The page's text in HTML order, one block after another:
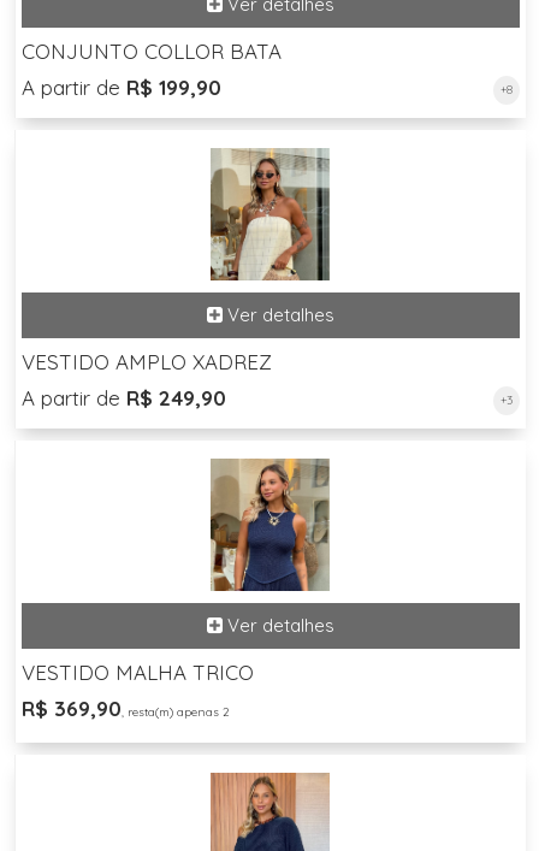
CONJUNTO COLLOR BATA
A partir de R$ 199,90 +8
VESTIDO AMPLO XADREZ
A partir de R$ 249,90 +3
VESTIDO MALHA TRICO
R$ 369,90, resta(m) apenas 2